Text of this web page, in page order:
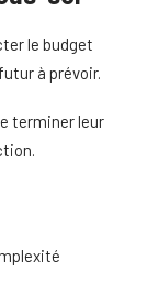
le budget
à prévoir.
terminer leur